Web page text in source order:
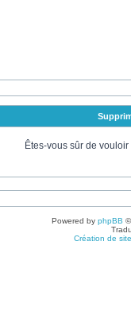
Êtes-vous sûr de
Powered by phpBB
Création de